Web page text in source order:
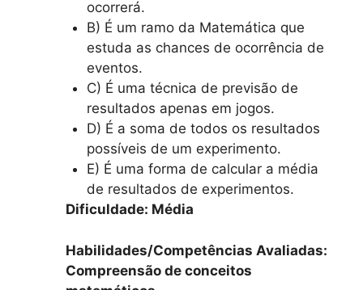
ocorrerá.
B) É um ramo da Matemática que
estuda as chances de ocorrência de
eventos.
C) É uma técnica de previsão de
resultados apenas em jogos.
D) É a soma de todos os resultados
possíveis de um experimento.
E) É uma forma de calcular a média
de resultados de experimentos.
Dificuldade: Média
Habilidades/Competências Avaliadas:
Compreensão de conceitos